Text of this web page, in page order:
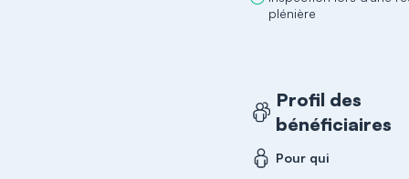
plénière
Profil des
bénéficiaires
Pour qui